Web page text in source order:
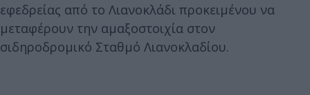
εφεδρείας από το Λιανοκλάδι προκειμένου να
μεταφέρουν την αμαξοστοιχία στον
σιδηροδρομικό Σταθμό Λιανοκλαδίου.